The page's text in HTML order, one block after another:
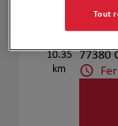
10.35
km
77380
Tout